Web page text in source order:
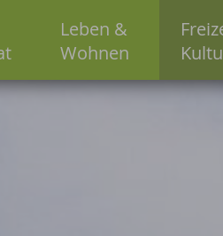
Leben &
Wohnen